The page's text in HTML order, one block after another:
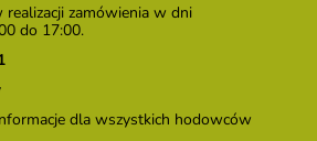
realizacji zamówienia w dni
do 17:00.
dla wszystkich hodowców